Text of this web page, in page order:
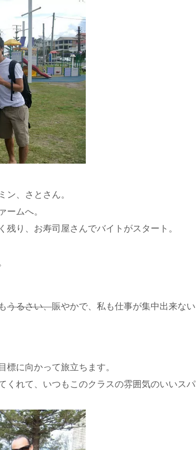
ン、さとさん。
ームへ。
り、お寿司屋さんでバイトがスタート。
うるさい、賑やかで、私も仕事が集中出来ない
標に向かって旅立ちます。
くれて、いつもこのクラスの雰囲気のいいスパ